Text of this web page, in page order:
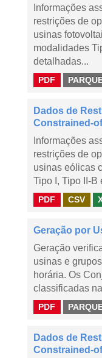
Informações
restrições de
usinas
modalidades
detalhadas...
PDF
Dados de
Constrained-
Informações
restrições de
usinas eólicas
Tipo I, Tipo II-B
PDF CSV
Geração por
Geração
usinas e
horária. Os
classificadas
PDF
Dados de
Constrained-